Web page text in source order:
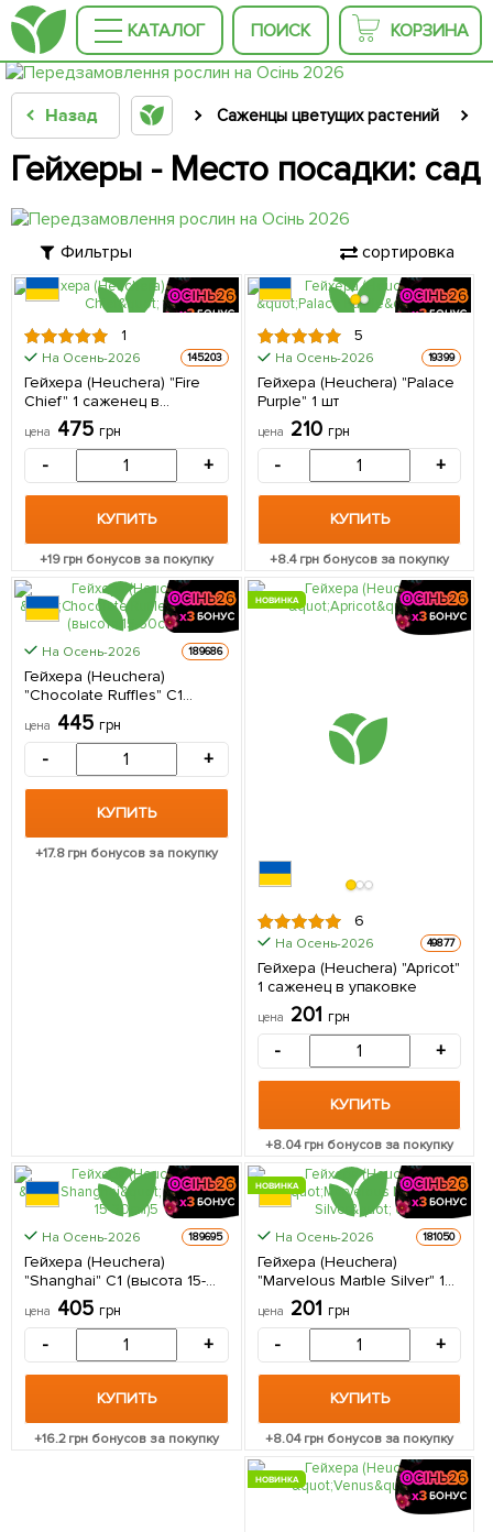
КАТАЛОГ ПОИСК КОРЗИНА
Назад Саженцы цветущих растений
Гейхеры - Место посадки: сад
Фильтры сортировка
1
На Осень-2026 145203
Гейхера (Heuchera) "Fire
Chief" 1 саженец в
упаковке
цена 475 грн
- +
КУПИТЬ
+19грн бонусов за покупку
5
На Осень-2026 19399
Гейхера (Heuchera) "Palace
Purple" 1 шт
цена 210 грн
- +
КУПИТЬ
+8.4грн бонусов за покупку
КРУПНОМЕР
На Осень-2026 189686
Гейхера (Heuchera)
"Chocolate Ruffles" С1
(высота 15-30см) 1 саженец
в упаковке
цена 445 грн
- +
КУПИТЬ
+17.8грн бонусов за покупку
НОВИНКА
6
На Осень-2026 49877
Гейхера (Heuchera) "Apricot"
1 саженец в упаковке
цена 201 грн
- +
КУПИТЬ
+8.04грн бонусов за покупку
КРУПНОМЕР
На Осень-2026 189695
Гейхера (Heuchera)
"Shanghai" С1 (высота 15-
30см) 1 саженец в
упаковке
цена 405 грн
- +
КУПИТЬ
+16.2грн бонусов за покупку
НОВИНКА
На Осень-2026 181050
Гейхера (Heuchera)
"Marvelous Marble Silver" 1
саженец в упаковке
цена 201 грн
- +
КУПИТЬ
+8.04грн бонусов за покупку
НОВИНКА